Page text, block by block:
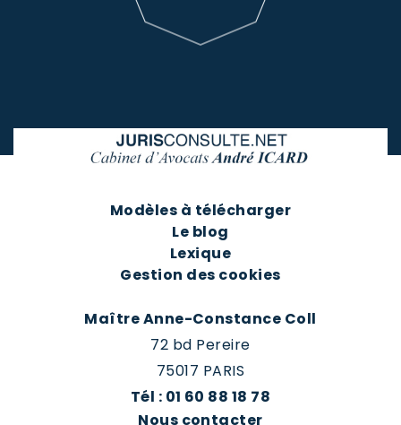
Modèles à télécharger
Le blog
Lexique
Gestion des cookies
Maître Anne-Constance Coll
72 bd Pereire
75017 PARIS
Tél : 01 60 88 18 78
Nous contacter